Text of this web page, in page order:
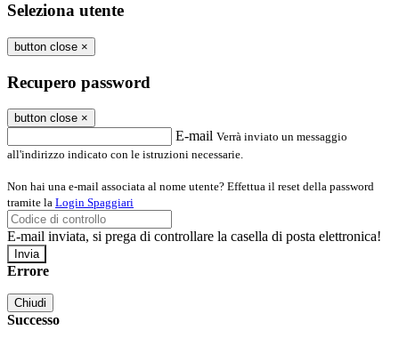
Seleziona utente
button close ×
Recupero password
button close ×
E-mail Verrà inviato un messaggio
all'indirizzo indicato con le istruzioni necessarie.
Non hai una e-mail associata al nome utente? Effettua il reset della password
tramite la Login Spaggiari
E-mail inviata, si prega di controllare la casella di posta elettronica!
Errore
Chiudi
Successo